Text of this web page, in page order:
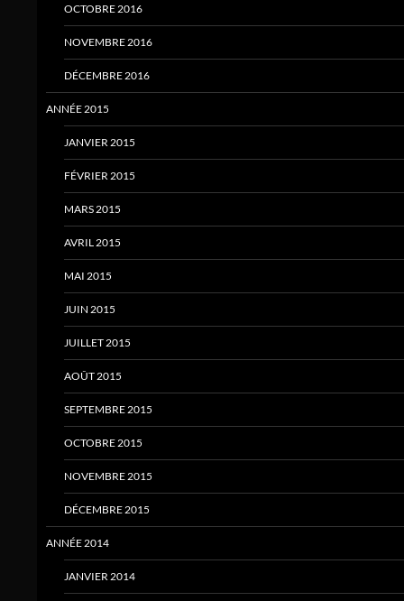
OCTOBRE 2016
NOVEMBRE 2016
DÉCEMBRE 2016
ANNÉE 2015
JANVIER 2015
FÉVRIER 2015
MARS 2015
AVRIL 2015
MAI 2015
JUIN 2015
JUILLET 2015
AOÛT 2015
SEPTEMBRE 2015
OCTOBRE 2015
NOVEMBRE 2015
DÉCEMBRE 2015
ANNÉE 2014
JANVIER 2014